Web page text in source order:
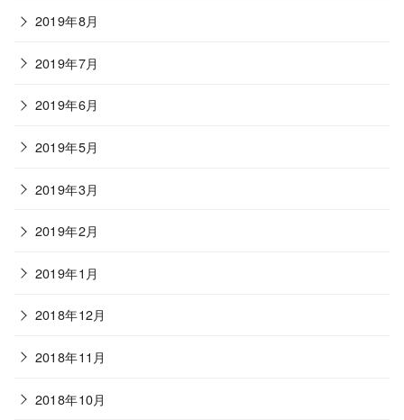
2019年8月
2019年7月
2019年6月
2019年5月
2019年3月
2019年2月
2019年1月
2018年12月
2018年11月
2018年10月